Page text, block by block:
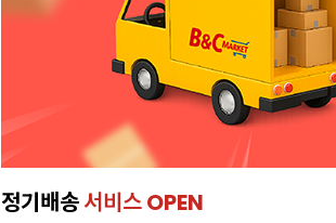
정기배송서비스 OPEN